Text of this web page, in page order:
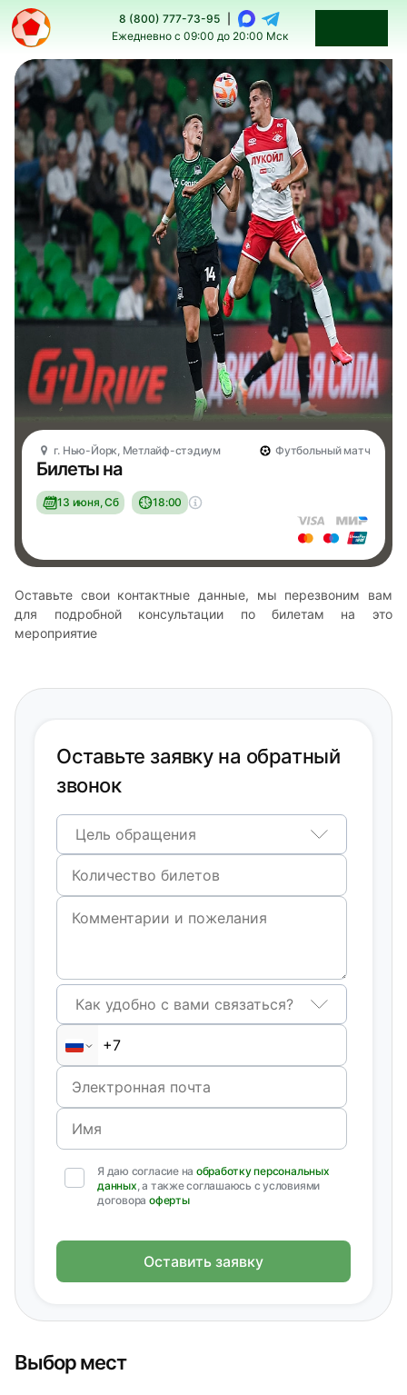
8 (800) 777-73-95
Ежедневно с 09:00 до 20:00 Мск
г. Нью-Йорк, Метлайф-стэдиум Футбольный матч
Билеты на
13 июня, Сб 18:00
Выбор мест
Оставьте свои контактные данные, мы перезвоним вам
для подробной консультации по билетам на это
мероприятие
Оставьте заявку на обратный
звонок
Цель обращения
Как удобно с вами связаться?
Я даю согласие на обработку персональных
данных, а также соглашаюсь с условиями
договора оферты
Оставить заявку